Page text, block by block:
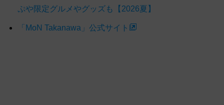
ぷや限定グルメやグッズも【2026夏】
「MoN Takanawa」公式サイト